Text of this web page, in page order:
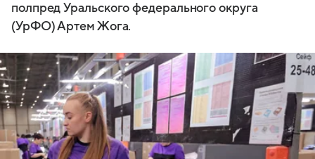
полпред Уральского федерального округа
(УрФО) Артем Жога.